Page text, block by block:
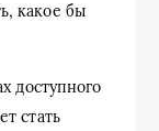
какое бы
доступного
стать